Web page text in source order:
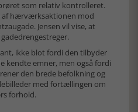
som relativ kontrolleret.
af hærværksaktionen mod
Jensen vil vise, at
ikke blot fordi den tilbyder
kendte emner, men også fordi
den brede befolkning og
med fortællingen om
forhold.